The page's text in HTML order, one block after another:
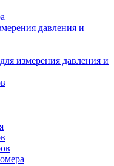
давления и
измерения давления и